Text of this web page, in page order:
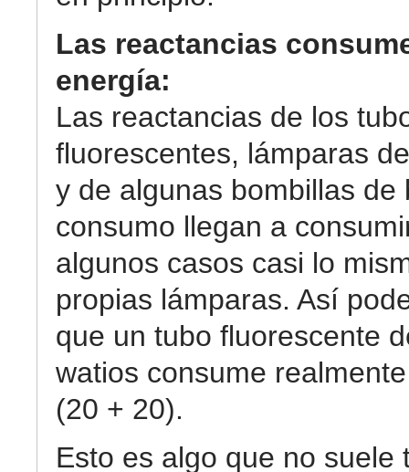
Las reactancias
energía:
Las reactancias de los
fluorescentes, lámparas
y de algunas bombillas de
consumo llegan a
algunos casos casi lo
propias lámparas. Así
que un tubo fluorescente
watios consume
(20 + 20).
Esto es algo que no suele